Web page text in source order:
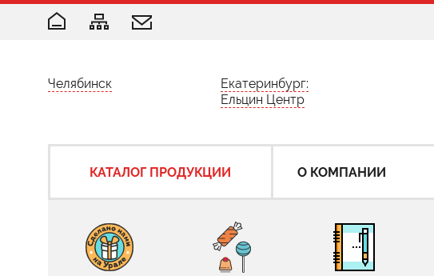
Челябинск
Екатеринбург:
Ельцин Центр
КАТАЛОГ ПРОДУКЦИИ О КОМПАНИИ